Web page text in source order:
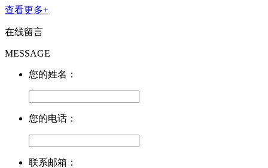
查看更多+
在线留言
MESSAGE
您的姓名：
您的电话：
联系邮箱：